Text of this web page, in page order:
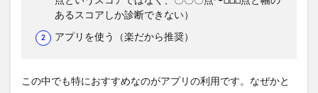
あるスコアしか診断できない）
アプリを使う（楽だから推奨）
この中でも特におすすめなのがアプリの利用です。なぜかと